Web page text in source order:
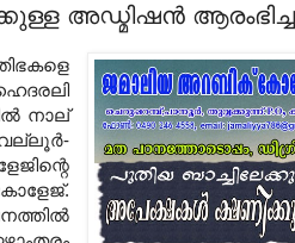
അഡ്മിഷന്‍
നാല്‌